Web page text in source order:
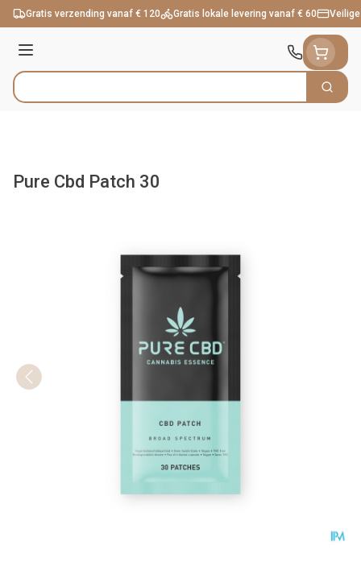
Ga naar de inhoud
Gratis verzending vanaf € 120 Gratis lokale levering vanaf € 60
Menu
Product, merk, categorie... Zoek
Pure Cbd Patch 30